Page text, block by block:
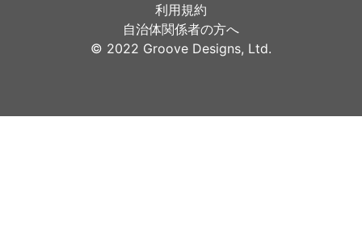
利用規約
自治体関係者の方へ
©︎ 2022 Groove Designs, Ltd.